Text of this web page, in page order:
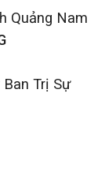
Quảng Nam
Trị Sự